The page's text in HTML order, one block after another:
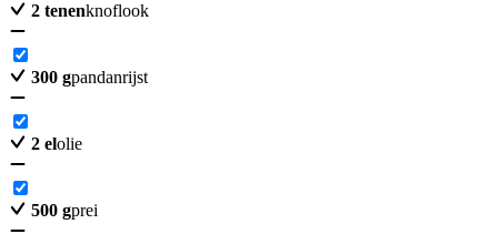
2 tenenknoflook
300 gpandanrijst
2 elolie
500 gprei